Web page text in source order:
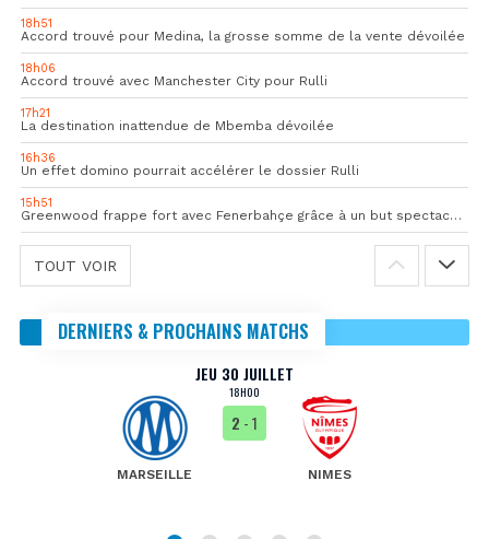
18h51
Accord trouvé pour Medina, la grosse somme de la vente dévoilée
18h06
Accord trouvé avec Manchester City pour Rulli
17h21
La destination inattendue de Mbemba dévoilée
16h36
Un effet domino pourrait accélérer le dossier Rulli
15h51
Greenwood frappe fort avec Fenerbahçe grâce à un but spectaculaire
TOUT VOIR
DERNIERS & PROCHAINS MATCHS
JEU 30 JUILLET
18H00
MARSEILLE
2 - 1
NIMES